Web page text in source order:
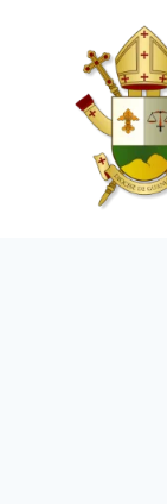
Conteúdo